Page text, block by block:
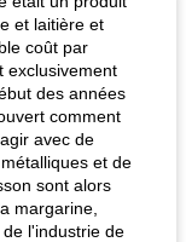
joes
et laitière et
coût par
exclusivement
des années
comment
avec de
et de
sont alors
margarine,
l'industrie de